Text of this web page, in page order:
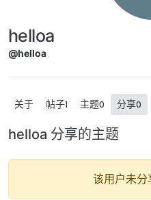
helloa
@helloa
关于 帖子1 主题0 分享0
helloa 分享的主题
该用户未分